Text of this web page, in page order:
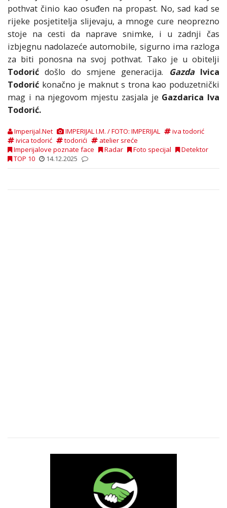
pothvat činio kao osuđen na propast. No, sad kad se
rijeke posjetitelja slijevaju, a mnoge cure neoprezno
stoje na cesti da naprave snimke, i u zadnji čas
izbjegnu nadolazeće automobile, sigurno ima razloga
za biti ponosna na svoj pothvat. Tako je u obitelji
Todorić došlo do smjene generacija. GazdaIvica
Todorić konačno je maknut s trona kao poduzetnički
mag i na njegovom mjestu zasjala je Gazdarica Iva
Todorić.
Imperijal.Net IMPERIJAL I.M. / FOTO: IMPERIJAL
iva todorić
ivica todorić
todorići
atelier sreće
Imperijalove poznate face
Radar Foto specijal
Detektor
TOP 10
14.12.2025